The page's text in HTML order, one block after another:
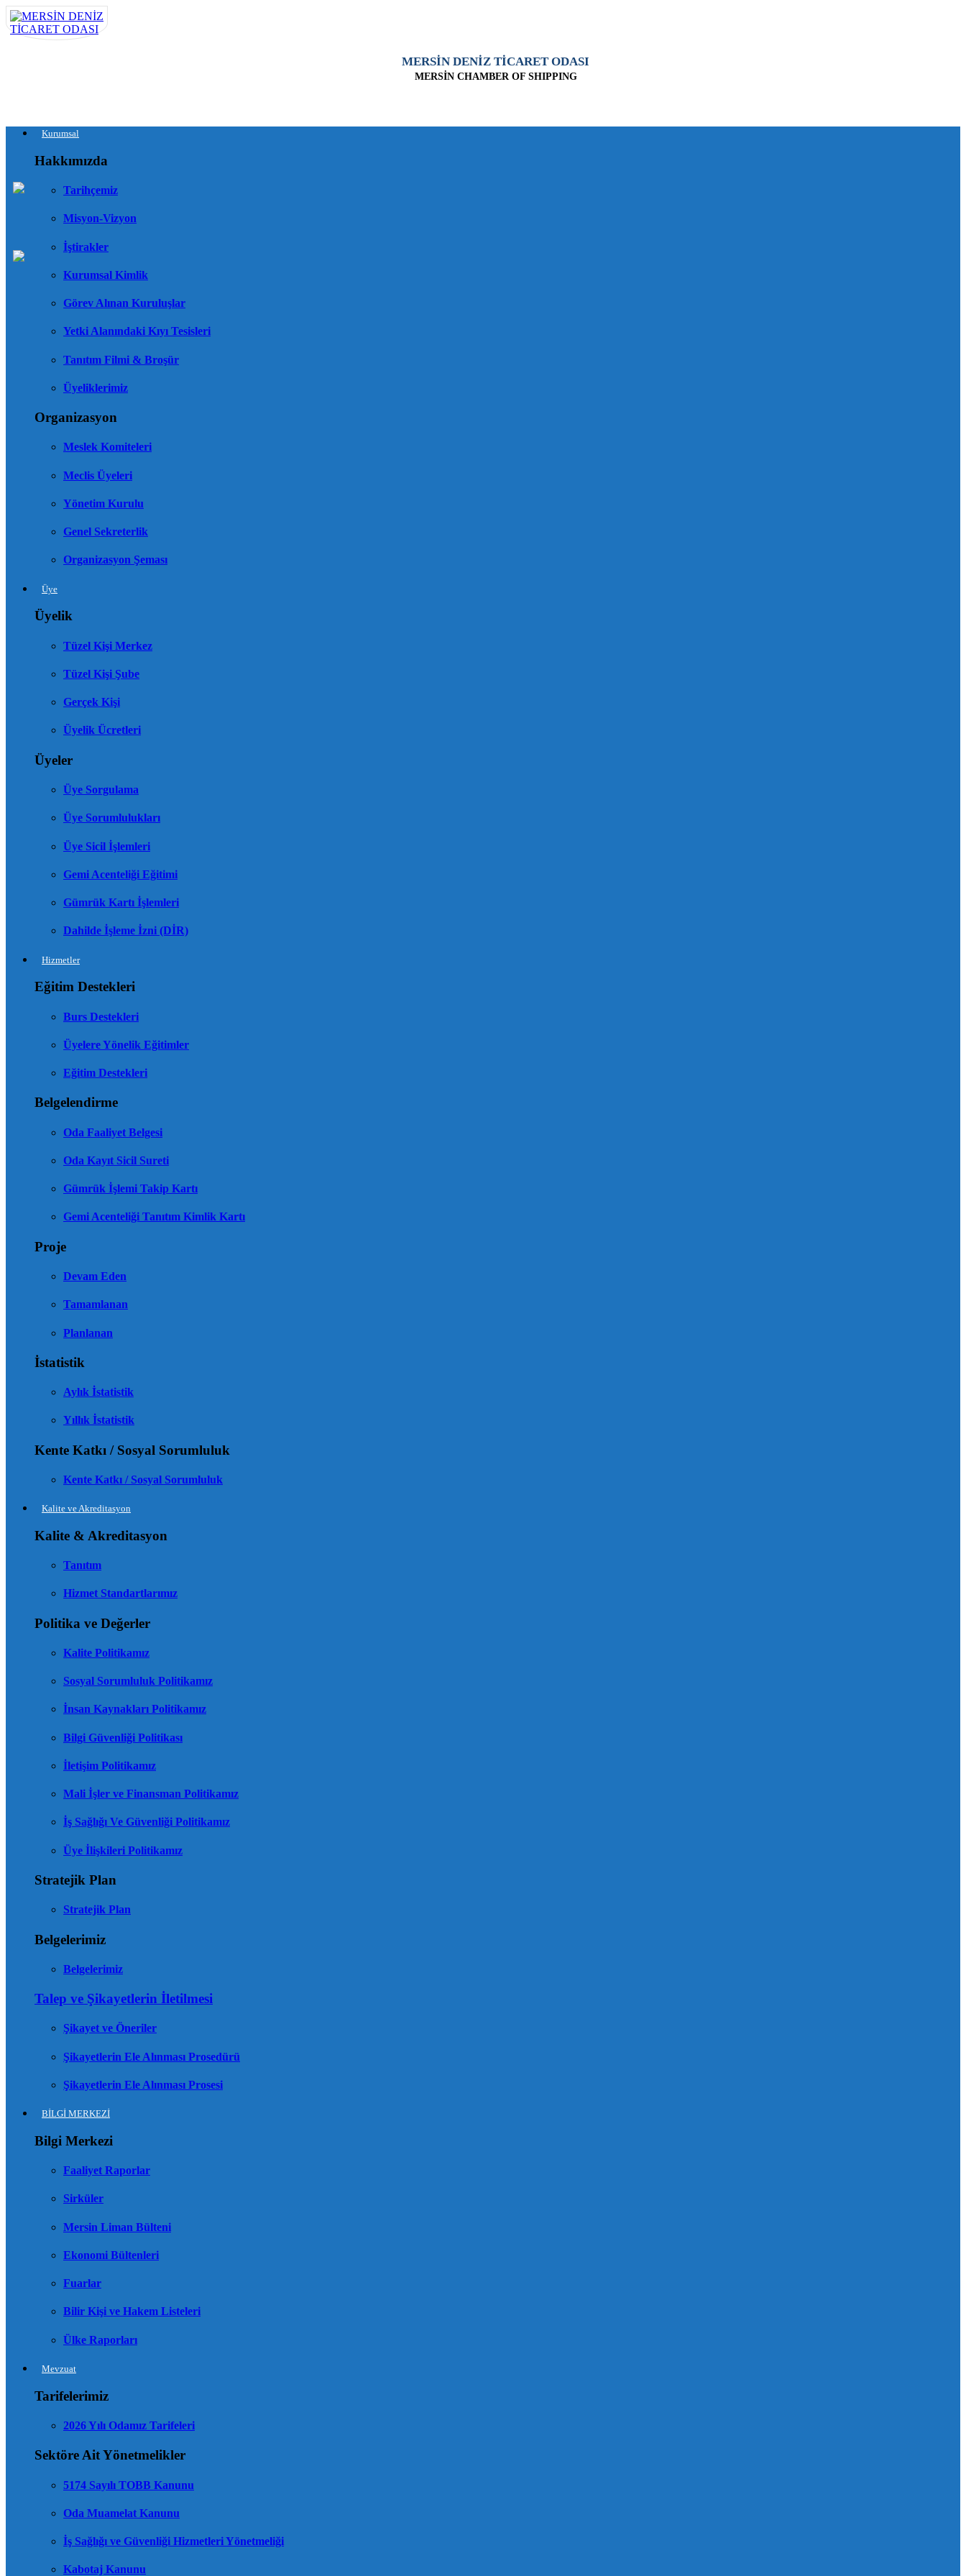
MERSİN DENİZ TİCARET ODASI
MERSİN CHAMBER OF SHIPPING
Kurumsal
Hakkımızda
Tarihçemiz
Misyon-Vizyon
İştirakler
Kurumsal Kimlik
Görev Alınan Kuruluşlar
Yetki Alanındaki Kıyı Tesisleri
Tanıtım Filmi & Broşür
Üyeliklerimiz
Organizasyon
Meslek Komiteleri
Meclis Üyeleri
Yönetim Kurulu
Genel Sekreterlik
Organizasyon Şeması
Üye
Üyelik
Tüzel Kişi Merkez
Tüzel Kişi Şube
Gerçek Kişi
Üyelik Ücretleri
Üyeler
Üye Sorgulama
Üye Sorumlulukları
Üye Sicil İşlemleri
Gemi Acenteliği Eğitimi
Gümrük Kartı İşlemleri
Dahilde İşleme İzni (DİR)
Hizmetler
Eğitim Destekleri
Burs Destekleri
Üyelere Yönelik Eğitimler
Eğitim Destekleri
Belgelendirme
Oda Faaliyet Belgesi
Oda Kayıt Sicil Sureti
Gümrük İşlemi Takip Kartı
Gemi Acenteliği Tanıtım Kimlik Kartı
Proje
Devam Eden
Tamamlanan
Planlanan
İstatistik
Aylık İstatistik
Yıllık İstatistik
Kente Katkı / Sosyal Sorumluluk
Kente Katkı / Sosyal Sorumluluk
Kalite ve Akreditasyon
Kalite & Akreditasyon
Tanıtım
Hizmet Standartlarımız
Politika ve Değerler
Kalite Politikamız
Sosyal Sorumluluk Politikamız
İnsan Kaynakları Politikamız
Bilgi Güvenliği Politikası
İletişim Politikamız
Mali İşler ve Finansman Politikamız
İş Sağlığı Ve Güvenliği Politikamız
Üye İlişkileri Politikamız
Stratejik Plan
Stratejik Plan
Belgelerimiz
Belgelerimiz
Talep ve Şikayetlerin İletilmesi
Şikayet ve Öneriler
Şikayetlerin Ele Alınması Prosedürü
Şikayetlerin Ele Alınması Prosesi
BİLGİ MERKEZİ
Bilgi Merkezi
Faaliyet Raporlar
Sirküler
Mersin Liman Bülteni
Ekonomi Bültenleri
Fuarlar
Bilir Kişi ve Hakem Listeleri
Ülke Raporları
Mevzuat
Tarifelerimiz
2026 Yılı Odamız Tarifeleri
Sektöre Ait Yönetmelikler
5174 Sayılı TOBB Kanunu
Oda Muamelat Kanunu
İş Sağlığı ve Güvenliği Hizmetleri Yönetmeliği
Kabotaj Kanunu